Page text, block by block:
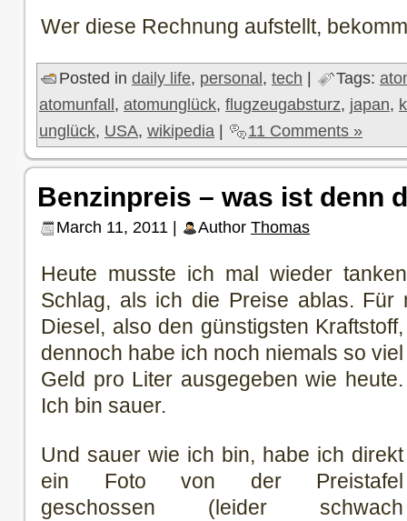
Wer diese Rechnung aufstellt,
Posted in daily life, personal , tech Tags:
atomunfall , atomunglück, flugzeugabsturz, japan,
unglück, USA, wikipedia 11 Comments »
Benzinpreis – was ist denn
March 11, 2011 | Author Thomas
Heute musste ich mal wieder
Schlag, als ich die Preise ablas. Für
Diesel, also den günstigsten Kraftstoff,
dennoch habe ich noch niemals so viel
Geld pro Liter ausgegeben wie heute.
Ich bin sauer.
Und sauer wie ich bin, habe ich direkt
ein Foto von der Preistafel
geschossen (leider schwach